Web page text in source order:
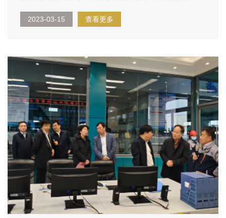
稀天马发展历程及当前生产经营情况，与各位领导进行现场
2023-03-15 查看更多